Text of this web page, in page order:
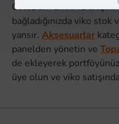
Colezium'un XML
bağladığınızda viko
yansır. Aksesuarlar
panelden yönetin ve
de ekleyerek
üye olun ve viko